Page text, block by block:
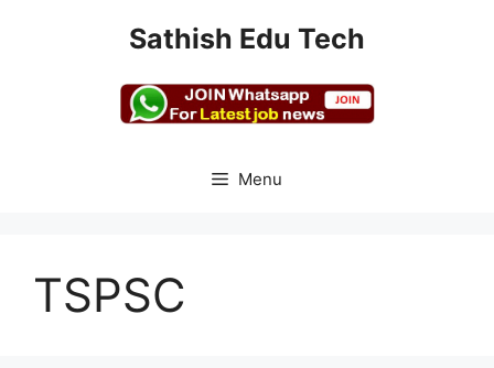
Sathish Edu Tech
Menu
TSPSC